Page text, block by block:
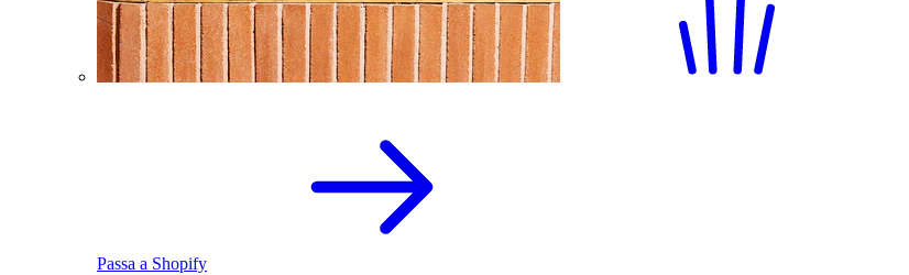
Passa a Shopify